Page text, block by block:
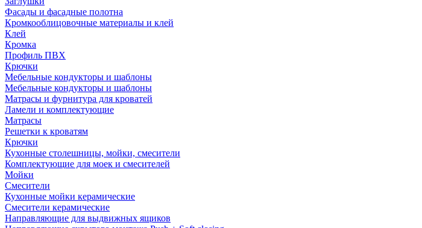
Фасады и фасадные полотна
Кромкооблицовочные материалы и клей
Клей
Кромка
Профиль ПВХ
Крючки
Мебельные кондукторы и шаблоны
Мебельные кондукторы и шаблоны
Матрасы и фурнитура для кроватей
Ламели и комплектующие
Матрасы
Решетки к кроватям
Крючки
Кухонные столешницы, мойки, смесители
Комплектующие для моек и смесителей
Мойки
Смесители
Кухонные мойки керамические
Смесители керамические
Направляющие для выдвижных ящиков